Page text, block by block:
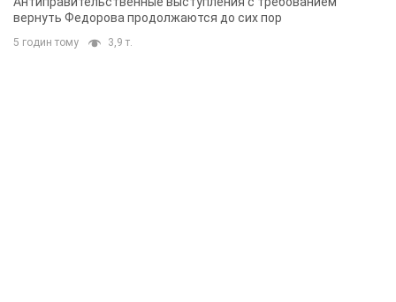
вернуть Федорова продолжаются до сих пор
5 годин тому 3,9 т.